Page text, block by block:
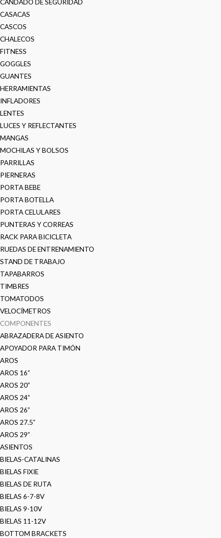
CANDADO DE SEGURIDAD
CASACAS
CASCOS
CHALECOS
FITNESS
GOGGLES
GUANTES
HERRAMIENTAS
INFLADORES
LENTES
LUCES Y REFLECTANTES
MANGAS
MOCHILAS Y BOLSOS
PARRILLAS
PIERNERAS
PORTA BEBE
PORTA BOTELLA
PORTA CELULARES
PUNTERAS Y CORREAS
RACK PARA BICICLETA
RUEDAS DE ENTRENAMIENTO
STAND DE TRABAJO
TAPABARROS
TIMBRES
TOMATODOS
VELOCÍMETROS
COMPONENTES
ABRAZADERA DE ASIENTO
APOYADOR PARA TIMÓN
AROS
AROS 16”
AROS 20”
AROS 24”
AROS 26”
AROS 27.5”
AROS 29”
ASIENTOS
BIELAS-CATALINAS
BIELAS FIXIE
BIELAS DE RUTA
BIELAS 6-7-8V
BIELAS 9-10V
BIELAS 11-12V
BOTTOM BRACKETS